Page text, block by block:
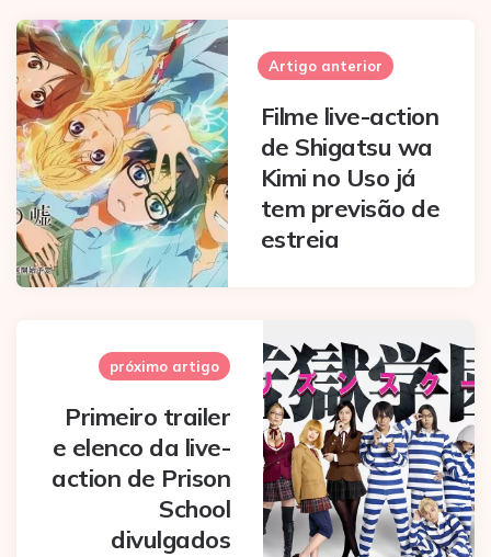
Post
navigation
Artigo anterior
Filme live-action
de Shigatsu wa
Kimi no Uso já
tem previsão de
estreia
próximo artigo
Primeiro trailer
e elenco da live-
action de Prison
School
divulgados